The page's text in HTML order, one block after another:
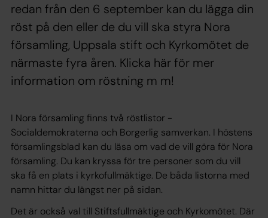
redan från den 6 september kan du lägga din
röst på den eller de du vill ska styra Nora
församling, Uppsala stift och Kyrkomötet de
närmaste fyra åren. Klicka här för mer
information om röstning m m!
I Nora församling finns två röstlistor -
Socialdemokraterna och Borgerlig samverkan. I höstens
församlingsblad kan du läsa om vad de vill göra för Nora
församling. Du kan kryssa för tre personer som du vill
ska få en plats i kyrkofullmäktige. De båda listorna med
namn hittar du längst ner på sidan.
Det är också val till Stiftsfullmäktige och Kyrkomötet. Där